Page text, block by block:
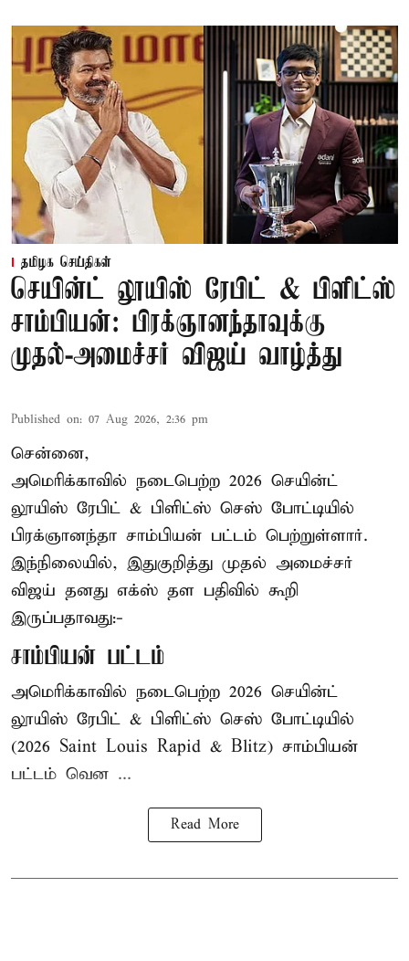
தமிழக செய்திகள்
செயின்ட் லூயிஸ் ரேபிட் & பிளிட்ஸ்
சாம்பியன்: பிரக்ஞானந்தாவுக்கு
முதல்-அமைச்சர் விஜய் வாழ்த்து
Published on: 07 Aug 2026, 2:36 pm
சென்னை,
அமெரிக்காவில் நடைபெற்ற 2026 செயின்ட்
லூயிஸ் ரேபிட் & பிளிட்ஸ் செஸ் போட்டியில்
பிரக்ஞானந்தா சாம்பியன் பட்டம் பெற்றுள்ளார்.
இந்நிலையில், இதுகுறித்து முதல் அமைச்சர்
விஜய் தனது எக்ஸ் தள பதிவில் கூறி
இருப்பதாவது:-
சாம்பியன் பட்டம்
அமெரிக்காவில் நடைபெற்ற 2026 செயின்ட்
லூயிஸ் ரேபிட் & பிளிட்ஸ் செஸ் போட்டியில்
(2026 Saint Louis Rapid & Blitz) சாம்பியன்
பட்டம் வென ...
Read More